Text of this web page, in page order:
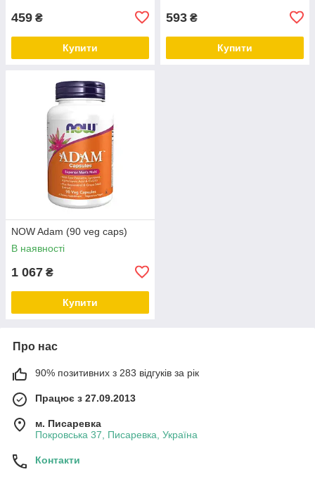
459 ₴
Купити
593 ₴
Купити
NOW Adam (90 veg caps)
В наявності
1 067 ₴
Купити
Про нас
90% позитивних з 283 відгуків за рік
Працює з 27.09.2013
м. Писаревка
Покровська 37, Писаревка, Україна
Контакти